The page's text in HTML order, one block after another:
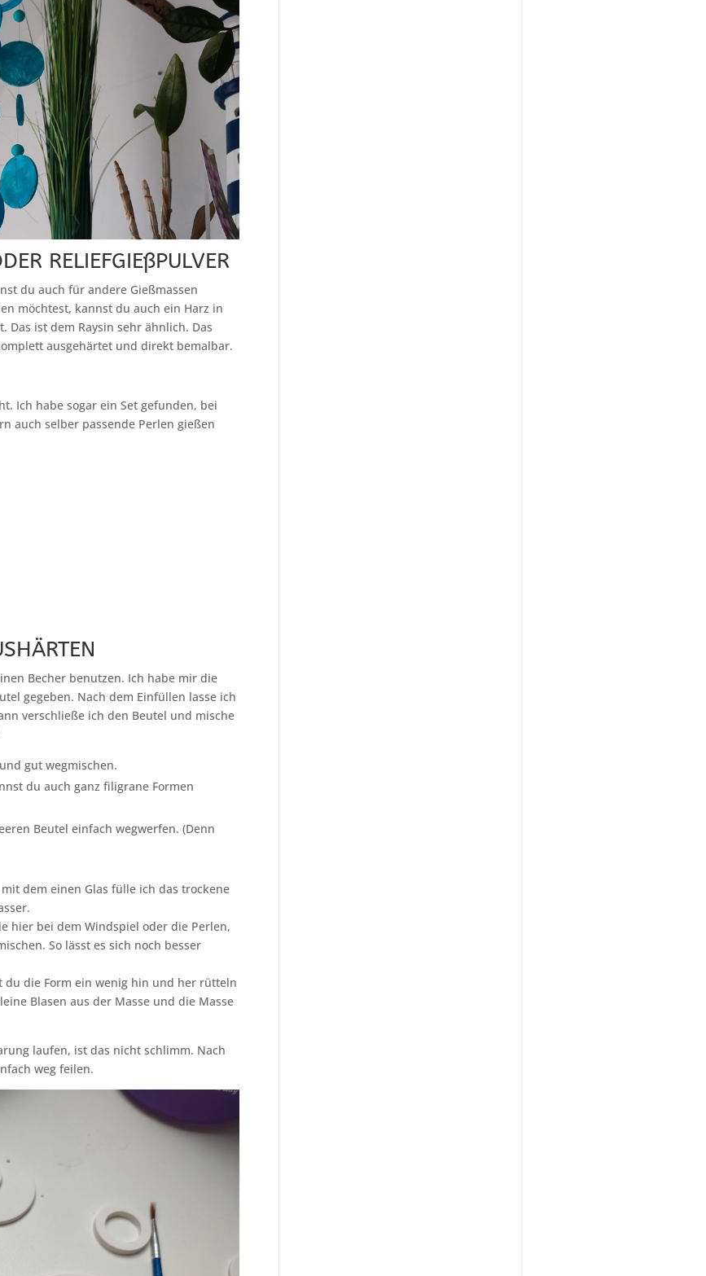
RELIEFGIEßPULVER
du auch für andere Gießmassen
möchtest, kannst du auch ein Harz in
ist dem Raysin sehr ähnlich. Das
ausgehärtet und direkt bemalbar.
Ich habe sogar ein Set gefunden, bei
auch selber passende Perlen gießen
Becher benutzen. Ich habe mir die
gegeben. Nach dem Einfüllen lasse ich
verschließe ich den Beutel und mische
gut wegmischen.
du auch ganz filigrane Formen
Beutel einfach wegwerfen. (Denn
dem einen Glas fülle ich das trockene
hier bei dem Windspiel oder die Perlen,
So lässt es sich noch besser
du die Form ein wenig hin und her rütteln
Blasen aus der Masse und die Masse
laufen, ist das nicht schlimm. Nach
weg feilen.